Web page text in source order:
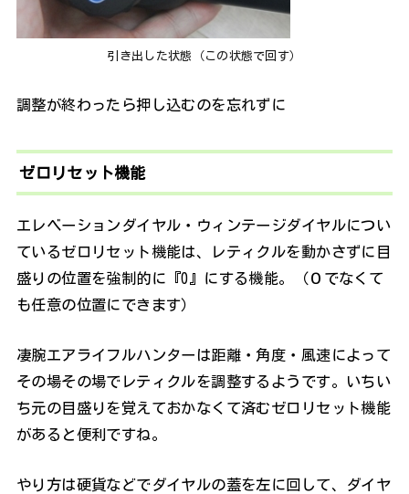
引き出した状態（この状態で回す）
調整が終わったら押し込むのを忘れずに
ゼロリセット機能
エレベーションダイヤル・ウィンテージダイヤルについ
ているゼロリセット機能は、レティクルを動かさずに目
盛りの位置を強制的に『0』にする機能。（０でなくて
も任意の位置にできます）
凄腕エアライフルハンターは距離・角度・風速によって
その場その場でレティクルを調整するようです。いちい
ち元の目盛りを覚えておかなくて済むゼロリセット機能
があると便利ですね。
やり方は硬貨などでダイヤルの蓋を左に回して、ダイヤ